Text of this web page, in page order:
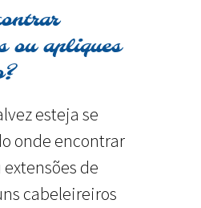
ou apliques
esteja se
onde encontrar
de
cabeleireiros